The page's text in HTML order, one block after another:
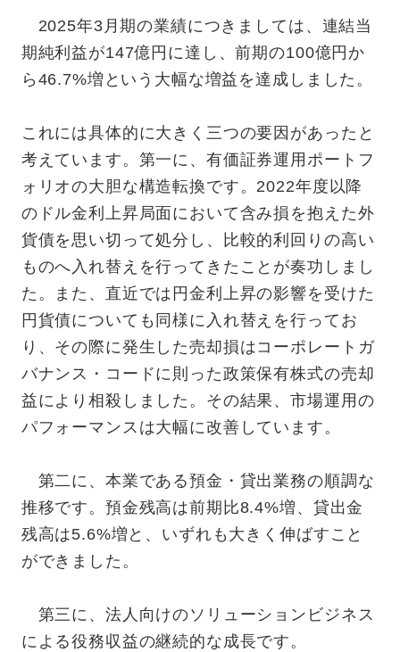
2025年3月期の業績につきましては、連結当
期純利益が147億円に達し、前期の100億円か
ら46.7%増という大幅な増益を達成しました。
これには具体的に大きく三つの要因があったと
考えています。第一に、有価証券運用ポートフ
ォリオの大胆な構造転換です。2022年度以降
のドル金利上昇局面において含み損を抱えた外
貨債を思い切って処分し、比較的利回りの高い
ものへ入れ替えを行ってきたことが奏功しまし
た。また、直近では円金利上昇の影響を受けた
円貨債についても同様に入れ替えを行ってお
り、その際に発生した売却損はコーポレートガ
バナンス・コードに則った政策保有株式の売却
益により相殺しました。その結果、市場運用の
パフォーマンスは大幅に改善しています。
第二に、本業である預金・貸出業務の順調な
推移です。預金残高は前期比8.4%増、貸出金
残高は5.6%増と、いずれも大きく伸ばすこと
ができました。
第三に、法人向けのソリューションビジネス
による役務収益の継続的な成長です。